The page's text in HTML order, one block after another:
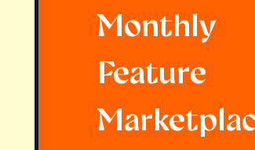
Monthly
Feature